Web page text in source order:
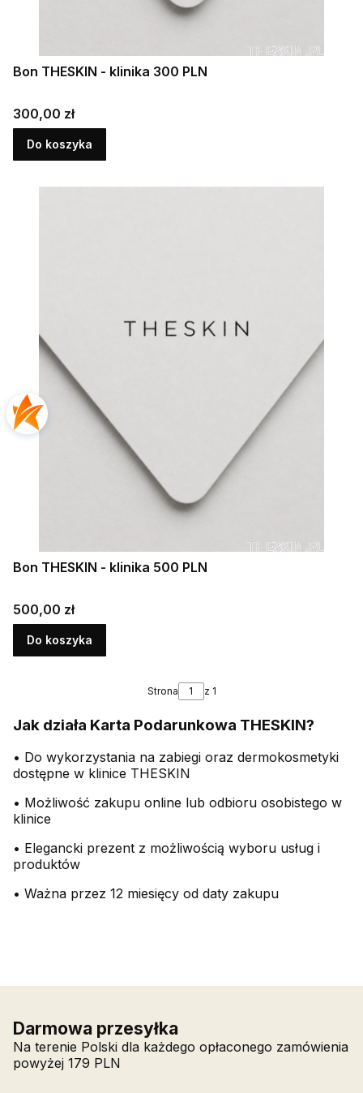
Bon THESKIN - klinika 300 PLN
Cena
300,00 zł
Do koszyka
Bon THESKIN - klinika 500 PLN
Cena
500,00 zł
Do koszyka
Strona z 1
Jak działa Karta Podarunkowa THESKIN?
• Do wykorzystania na zabiegi oraz dermokosmetyki
dostępne w klinice THESKIN
• Możliwość zakupu online lub odbioru osobistego w
klinice
• Elegancki prezent z możliwością wyboru usług i
produktów
• Ważna przez 12 miesięcy od daty zakupu
Darmowa przesyłka
Na terenie Polski dla każdego opłaconego zamówienia
powyżej 179 PLN